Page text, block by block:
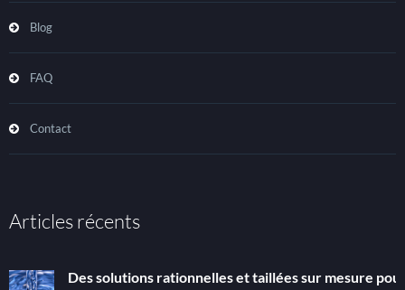
Blog
FAQ
Contact
Articles récents
Des solutions rationnelles et taillées sur mesure